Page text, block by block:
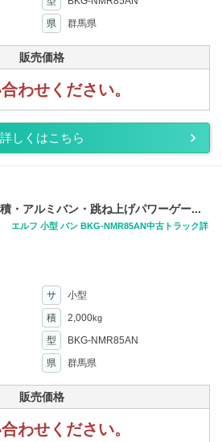
県 群馬県
販売価格
わせください。
詳しくはこちら
・アルミバン・跳ね上げパワーゲー...
エルフ 小型 バン BKG-NMR85AN中古トラック詳
サ
小型
積 2,000kg
型
BKG-NMR85AN
県 群馬県
販売価格
わせください。